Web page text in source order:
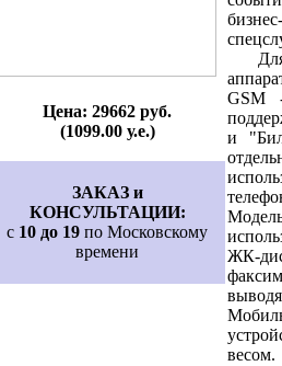
Цена: 29662 руб.
(1099.00 у.е.)
ЗАКАЗ и
КОНСУЛЬТАЦИИ:
с 10 до 19 по Московскому
времени
Для
GSM
и
ЖК-
весом.